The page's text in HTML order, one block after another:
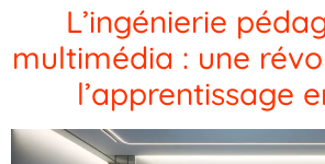
L’ingénierie
multimédia : une
l’apprentissage